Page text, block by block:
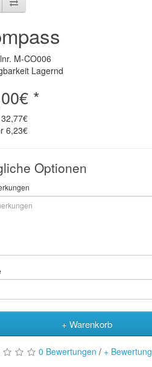
M-CO006
Lagernd
*
32,77€
6,23€
Optionen
+ Warenkorb
0 Bewertungen / + Bewertung